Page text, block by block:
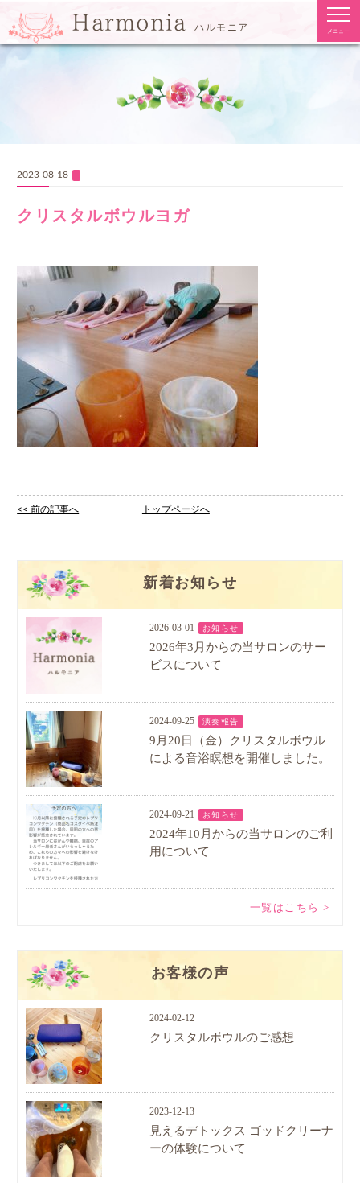
Harmonia ハルモニア メニュー
2023-08-18
クリスタルボウルヨガ
<< 前の記事へ トップページへ
新着お知らせ
2026-03-01 お知らせ
2026年3月からの当サロンのサー
ビスについて
2024-09-25 演奏報告
9月20日（金）クリスタルボウル
による音浴瞑想を開催しました。
2024-09-21 お知らせ
2024年10月からの当サロンのご利
用について
一覧はこちら >
お客様の声
2024-02-12
クリスタルボウルのご感想
2023-12-13
見えるデトックス ゴッドクリーナ
ーの体験について